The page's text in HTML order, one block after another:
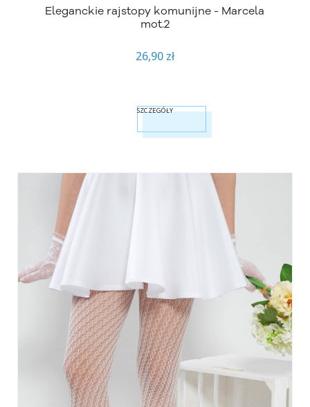
Eleganckie rajstopy komunijne - Marcela
mot.2
26,90 zł
SZCZEGÓŁY